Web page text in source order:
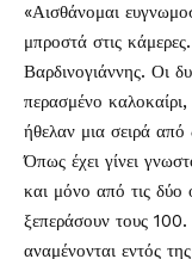
«Αισθάνομαι
μπροστά στις
Βαρδινογιάννης. Οι
περασμένο
ήθελαν μια σειρά από
Όπως έχει γίνει
και μόνο από τις δύο
ξεπεράσουν τους 100.
αναμένονται εντός